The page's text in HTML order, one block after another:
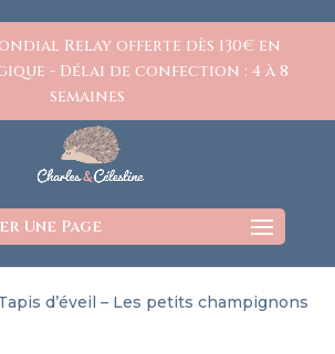
Relay offerte dès 130€ en
- Délai de confection : 4 à 8
semaines
Une Page
d’éveil – Les petits champignons